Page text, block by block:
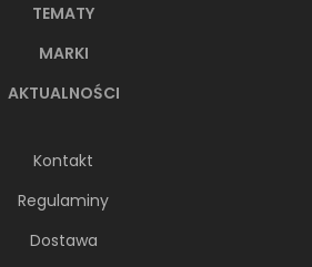
TEMATY
MARKI
AKTUALNOŚCI
Kontakt
Regulaminy
Dostawa